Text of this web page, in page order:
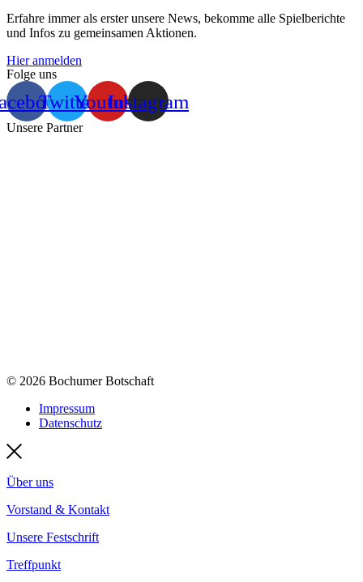
Erfahre immer als erster unsere News, bekomme alle Spielberichte
und Infos zu gemeinsamen Aktionen.
Hier anmelden
Folge uns
TwitterYoutubeInstagram
Unsere Partner
© 2026 Bochumer Botschaft
Impressum
Datenschutz
Über uns
Vorstand & Kontakt
Unsere Festschrift
Treffpunkt